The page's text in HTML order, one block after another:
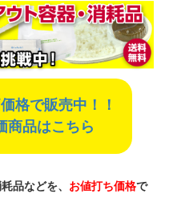
格で販売中！！
商品はこちら
品などを、 お値打ち価格で